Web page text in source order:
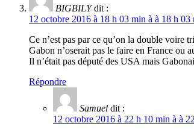
BIGBILY dit :
12 octobre 2016 à 18 h 03 min à à 18 h 03
Ce n’est pas par ce qu’on la double voire
Gabon n’oserait pas le faire en France ou
Il n’était pas député des USA mais
Répondre
Samuel dit :
12 octobre 2016 à 22 h 10 min à à